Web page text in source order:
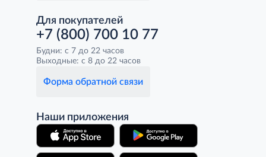
Для покупателей
+7 (800) 700 10 77
Будни: с 7 до 22 часов
Выходные: с 8 до 22 часов
Форма обратной связи
Наши приложения